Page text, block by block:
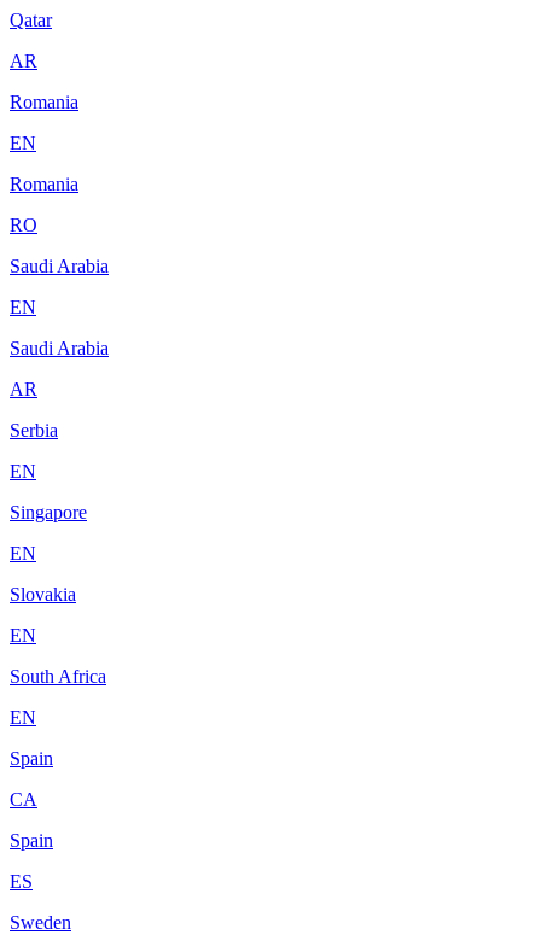
Qatar
AR
Romania
EN
Romania
RO
Saudi Arabia
EN
Saudi Arabia
AR
Serbia
EN
Singapore
EN
Slovakia
EN
South Africa
EN
Spain
CA
Spain
ES
Sweden